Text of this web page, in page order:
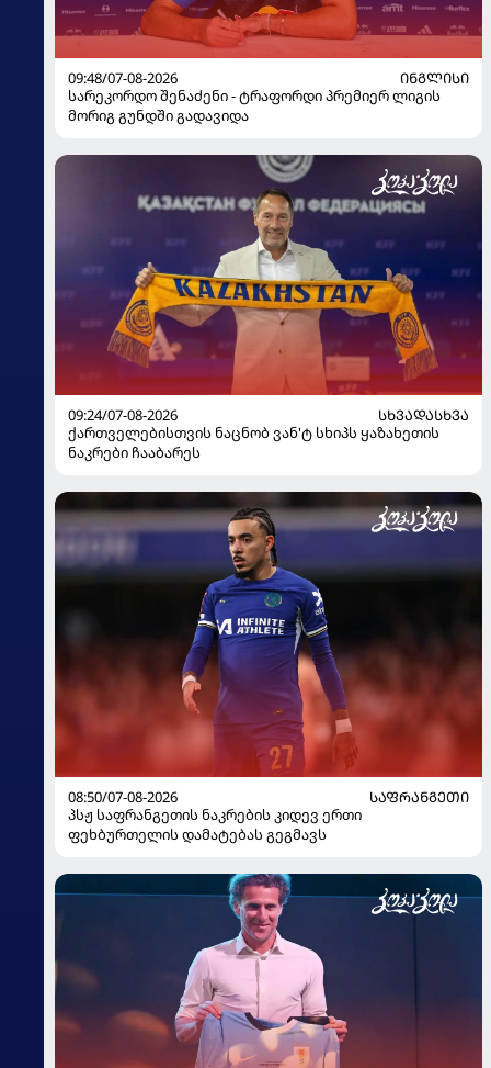
09:48/07-08-2026
ᲘᲜᲒᲚᲘᲡᲘ
სარეკორდო შენაძენი - ტრაფორდი პრემიერ ლიგის
მორიგ გუნდში გადავიდა
09:24/07-08-2026
ᲡᲮᲕᲐᲓᲐᲡᲮᲕᲐ
ქართველებისთვის ნაცნობ ვან'ტ სხიპს ყაზახეთის
ნაკრები ჩააბარეს
08:50/07-08-2026
ᲡᲐᲤᲠᲐᲜᲒᲔᲗᲘ
პსჟ საფრანგეთის ნაკრების კიდევ ერთი
ფეხბურთელის დამატებას გეგმავს